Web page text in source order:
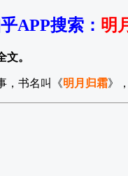
APP搜索 ： 明
文。
，书名叫《明月归霜》